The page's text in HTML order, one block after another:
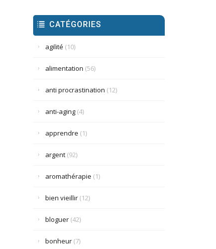
CATÉGORIES
agilité (10)
alimentation (56)
anti procrastination (12)
anti-aging(4)
apprendre (1)
argent(92)
aromathérapie (1)
bien vieillir(12)
bloguer(42)
bonheur(7)